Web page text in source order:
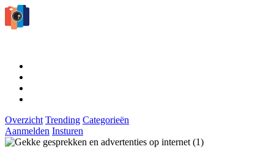
Overzicht Trending Categorieën
Aanmelden Insturen